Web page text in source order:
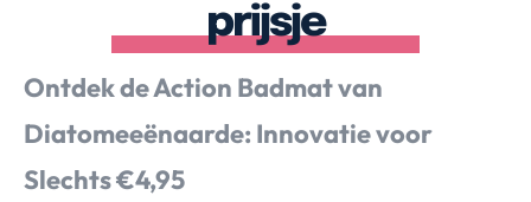
Health & Beauty Gadgets
prijsje
Ontdek de Action Badmat van
Diatomeeënaarde: Innovatie voor
Slechts €4,95